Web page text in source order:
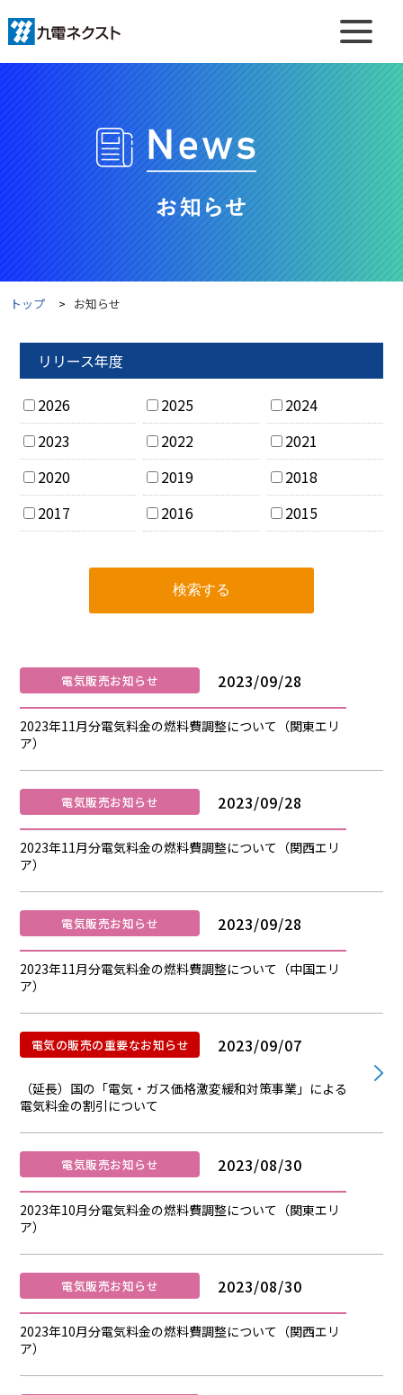
トップ お知らせ
リリース年度
2026 2025
2024
2023
2022
2021
2020
2019
2018
2017
2016 2015
電気販売お知らせ 2023/09/28
2023年11月分電気料金の燃料費調整について（関東エリ
ア）
電気販売お知らせ 2023/09/28
2023年11月分電気料金の燃料費調整について（関西エリ
ア）
電気販売お知らせ 2023/09/28
2023年11月分電気料金の燃料費調整について（中国エリ
ア）
電気の販売の重要なお知らせ 2023/09/07
（延長）国の「電気・ガス価格激変緩和対策事業」による
電気料金の割引について
電気販売お知らせ 2023/08/30
2023年10月分電気料金の燃料費調整について（関東エリ
ア）
電気販売お知らせ 2023/08/30
2023年10月分電気料金の燃料費調整について（関西エリ
ア）